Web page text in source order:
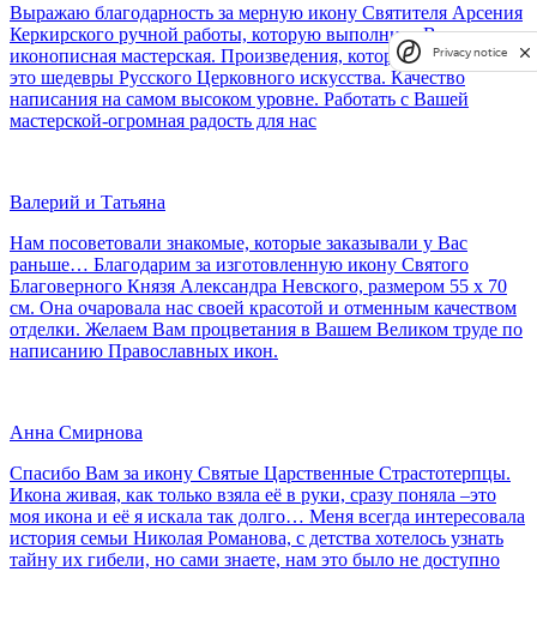
Выражаю благодарность за мерную икону Святителя Арсения
Керкирского ручной работы, которую выполнила Ваша
иконописная мастерская. Произведения, которые Вы пишете-
это шедевры Русского Церковного искусства. Качество
написания на самом высоком уровне. Работать с Вашей
мастерской-огромная радость для нас
Валерий и Татьяна
Нам посоветовали знакомые, которые заказывали у Вас
раньше… Благодарим за изготовленную икону Святого
Благоверного Князя Александра Невского, размером 55 х 70
см. Она очаровала нас своей красотой и отменным качеством
отделки. Желаем Вам процветания в Вашем Великом труде по
написанию Православных икон.
Анна Смирнова
Спасибо Вам за икону Святые Царственные Страстотерпцы.
Икона живая, как только взяла её в руки, сразу поняла –это
моя икона и её я искала так долго… Меня всегда интересовала
история семьи Николая Романова, с детства хотелось узнать
тайну их гибели, но сами знаете, нам это было не доступно
Privacy notice